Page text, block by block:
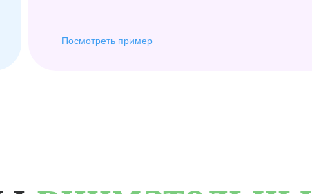
Посмотреть пример